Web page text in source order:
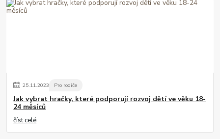
25.11.2023 Pro rodiče
Jak vybrat hračky, které podporují rozvoj dětí ve věku 18-
24 měsíců
číst celé